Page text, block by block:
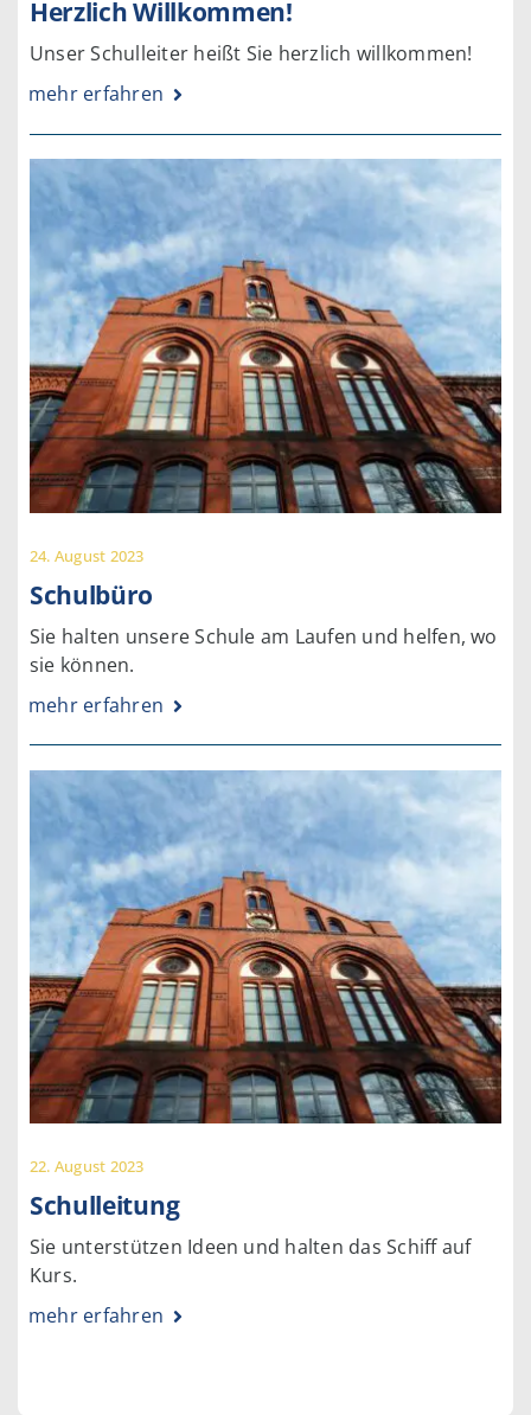
Herzlich Willkommen!
Unser Schulleiter heißt Sie herzlich willkommen!
mehr erfahren
24. August 2023
Schulbüro
Sie halten unsere Schule am Laufen und helfen, wo
sie können.
mehr erfahren
22. August 2023
Schulleitung
Sie unterstützen Ideen und halten das Schiff auf
Kurs.
mehr erfahren